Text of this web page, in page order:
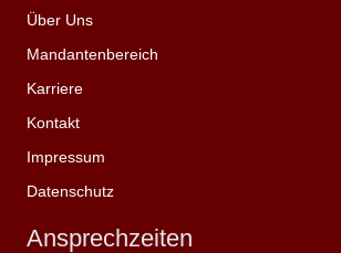
Über Uns
Mandantenbereich
Karriere
Kontakt
Impressum
Datenschutz
Ansprechzeiten